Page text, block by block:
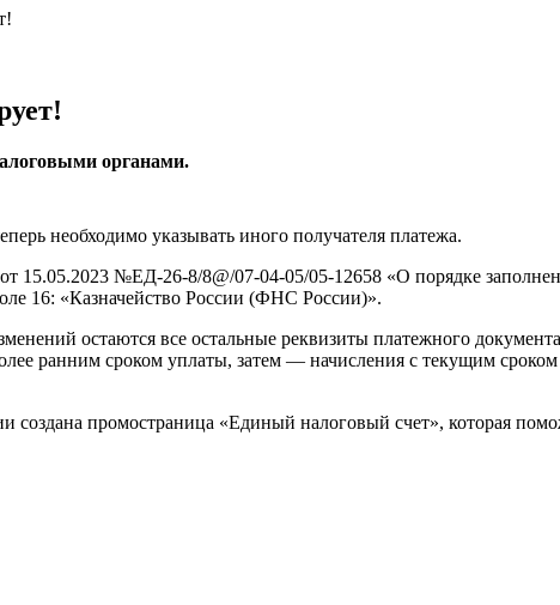
органами.
необходимо указывать иного получателя платежа.
15.05.2023 №ЕД-26-8/8@/07-04-05/05-12658 «О порядке
16: «Казначейство России (ФНС России)».
остаются все остальные реквизиты платежного
ранним сроком уплаты, затем — начисления с текущим
промостраница «Единый налоговый счет», которая